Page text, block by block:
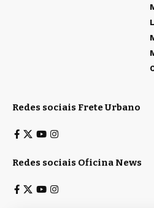
Redes sociais Frete Urbano
Redes sociais Oficina News